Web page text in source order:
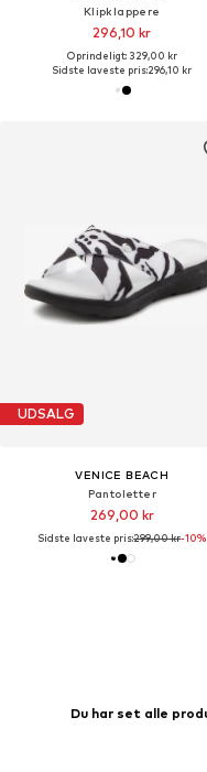
Klipklappere
296,10 kr
Oprindeligt: 329,00 kr
Sidste laveste pris:296,10 kr
UDSALG
VENICE BEACH
Pantoletter
269,00 kr
Sidste laveste pris:299,00 kr-10%
Du har set alle